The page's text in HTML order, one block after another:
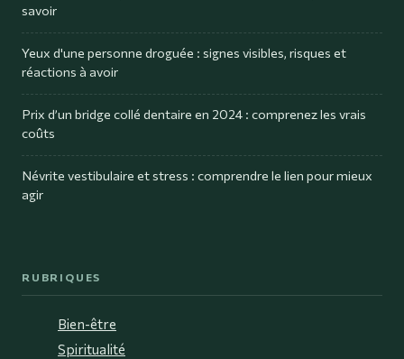
savoir
Yeux d'une personne droguée : signes visibles, risques et
réactions à avoir
Prix d’un bridge collé dentaire en 2024 : comprenez les vrais
coûts
Névrite vestibulaire et stress : comprendre le lien pour mieux
agir
RUBRIQUES
Bien-être
Spiritualité